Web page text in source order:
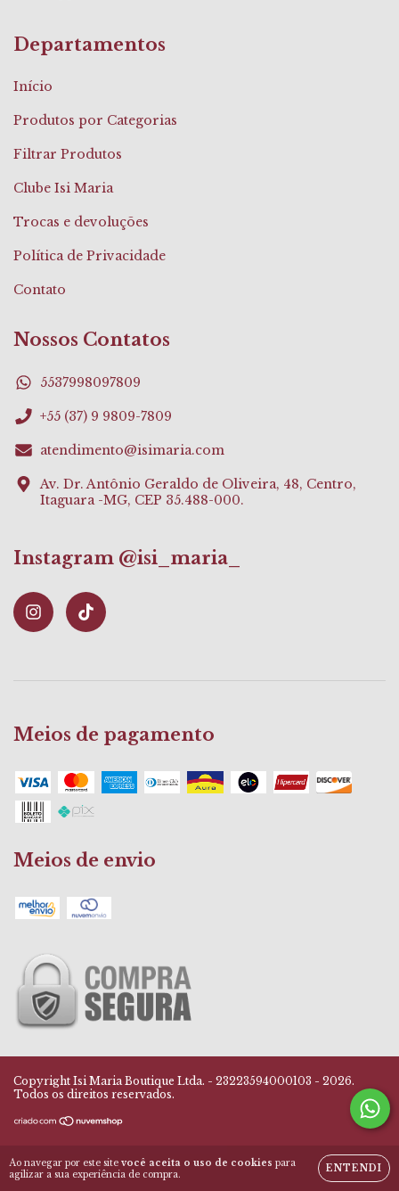
Ao navegar por este site você aceita o uso de cookies para
agilizar a sua experiência de compra.
ENTENDI
Departamentos
Início
Produtos por Categorias
Filtrar Produtos
Clube Isi Maria
Trocas e devoluções
Política de Privacidade
Contato
Nossos Contatos
5537998097809
+55 (37) 9 9809-7809
atendimento@isimaria.com
Av. Dr. Antônio Geraldo de Oliveira, 48, Centro,
Itaguara -MG, CEP 35.488-000.
Instagram @isi_maria_
Meios de pagamento
Meios de envio
Copyright Isi Maria Boutique Ltda. - 23223594000103 - 2026.
Todos os direitos reservados.